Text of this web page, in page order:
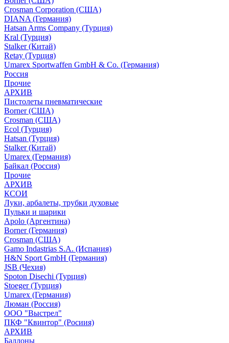
Crosman Corporation (США)
DIANA (Германия)
Hatsan Arms Company (Турция)
Kral (Турция)
Stalker (Китай)
Retay (Турция)
Umarex Sportwaffen GmbH & Co. (Германия)
Россия
Прочие
АРХИВ
Пистолеты пневматические
Borner (США)
Crosman (США)
Ecol (Турция)
Hatsan (Турция)
Stalker (Китай)
Umarex (Германия)
Байкал (Россия)
Прочие
АРХИВ
КСОИ
Луки, арбалеты, трубки духовые
Пульки и шарики
Apolo (Аргентина)
Borner (Германия)
Crosman (США)
Gamo Indastrias S.A. (Испания)
H&N Sport GmbH (Германия)
JSB (Чехия)
Spoton Disechi (Турция)
Stoeger (Турция)
Umarex (Германия)
Люман (Россия)
ООО "Выстрел"
ПКФ "Квинтор" (Росиия)
АРХИВ
Баллоны